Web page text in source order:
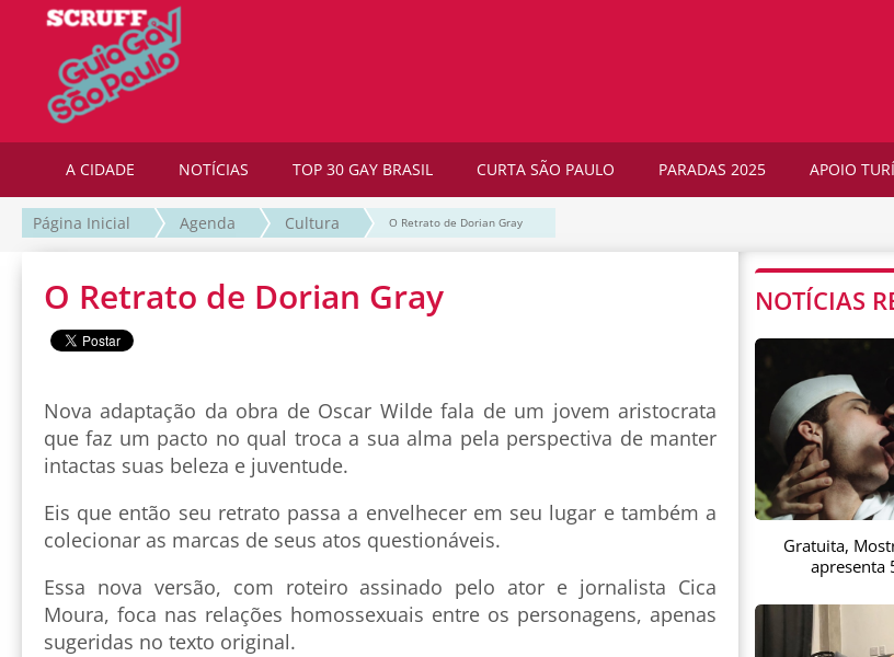
A CIDADE NOTÍCIAS TOP 30 GAY BRASIL CURTA SÃO PAULO PARADAS 2025 APOIO
Página Inicial Agenda Cultura O Retrato de Dorian Gray
O Retrato de Dorian Gray
Nova adaptação da obra de Oscar Wilde fala de um jovem aristocrata
que faz um pacto no qual troca a sua alma pela perspectiva de manter
intactas suas beleza e juventude.
Eis que então seu retrato passa a envelhecer em seu lugar e também a
colecionar as marcas de seus atos questionáveis.
Essa nova versão, com roteiro assinado pelo ator e jornalista Cica
Moura, foca nas relações homossexuais entre os personagens, apenas
sugeridas no texto original.
NOTÍCIAS
Gratuita,
apresenta